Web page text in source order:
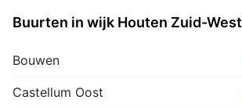
Buurten in wijk Houten Zuid-West
Bouwen
Castellum Oost